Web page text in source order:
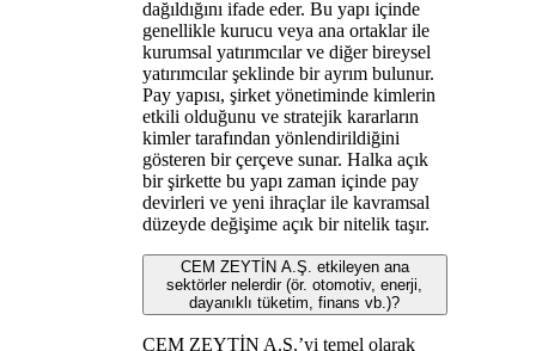
dağıldığını ifade eder. Bu yapı içinde
genellikle kurucu veya ana ortaklar ile
kurumsal yatırımcılar ve diğer bireysel
yatırımcılar şeklinde bir ayrım bulunur.
Pay yapısı, şirket yönetiminde kimlerin
etkili olduğunu ve stratejik kararların
kimler tarafından yönlendirildiğini
gösteren bir çerçeve sunar. Halka açık
bir şirkette bu yapı zaman içinde pay
devirleri ve yeni ihraçlar ile kavramsal
düzeyde değişime açık bir nitelik taşır.
CEM ZEYTİN A.Ş. etkileyen ana
sektörler nelerdir (ör. otomotiv, enerji,
dayanıklı tüketim, finans vb.)?
CEM ZEYTİN A.Ş.’yi temel olarak